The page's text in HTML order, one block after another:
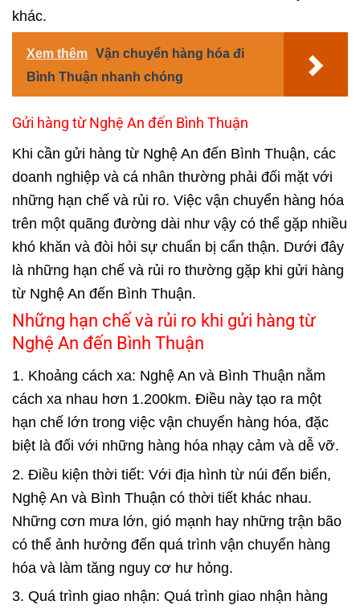
khác.
Xem thêm Vận chuyển hàng hóa đi
Bình Thuận nhanh chóng
Gửi hàng từ Nghệ An đến Bình Thuận
Khi cần gửi hàng từ Nghệ An đến Bình Thuận, các
doanh nghiệp và cá nhân thường phải đối mặt với
những hạn chế và rủi ro. Việc vận chuyển hàng hóa
trên một quãng đường dài như vậy có thể gặp nhiều
khó khăn và đòi hỏi sự chuẩn bị cẩn thận. Dưới đây
là những hạn chế và rủi ro thường gặp khi gửi hàng
từ Nghệ An đến Bình Thuận.
Những hạn chế và rủi ro khi gửi hàng từ
Nghệ An đến Bình Thuận
1. Khoảng cách xa: Nghệ An và Bình Thuận nằm
cách xa nhau hơn 1.200km. Điều này tạo ra một
hạn chế lớn trong việc vận chuyển hàng hóa, đặc
biệt là đối với những hàng hóa nhạy cảm và dễ vỡ.
2. Điều kiện thời tiết: Với địa hình từ núi đến biển,
Nghệ An và Bình Thuận có thời tiết khác nhau.
Những cơn mưa lớn, gió mạnh hay những trận bão
có thể ảnh hưởng đến quá trình vận chuyển hàng
hóa và làm tăng nguy cơ hư hỏng.
3. Quá trình giao nhận: Quá trình giao nhận hàng